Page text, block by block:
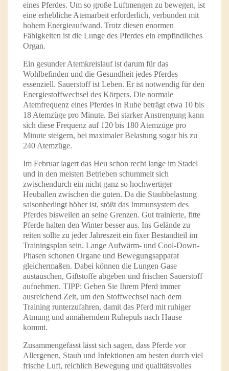
eines Pferdes. Um so große Luftmengen zu bewegen, ist
eine erhebliche Atemarbeit erforderlich, verbunden mit
hohem Energieaufwand. Trotz diesen enormen
Fähigkeiten ist die Lunge des Pferdes ein empfindliches
Organ.
Ein gesunder Atemkreislauf ist darum für das
Wohlbefinden und die Gesundheit jedes Pferdes
essenziell. Sauerstoff ist Leben. Er ist notwendig für den
Energiestoffwechsel des Körpers. Die normale
Atemfrequenz eines Pferdes in Ruhe beträgt etwa 10 bis
18 Atemzüge pro Minute. Bei starker Anstrengung kann
sich diese Frequenz auf 120 bis 180 Atemzüge pro
Minute steigern, bei maximaler Belastung sogar bis zu
240 Atemzüge.
Im Februar lagert das Heu schon recht lange im Stadel
und in den meisten Betrieben schummelt sich
zwischendurch ein nicht ganz so hochwertiger
Heuballen zwischen die guten. Da die Staubbelastung
saisonbedingt höher ist, stößt das Immunsystem des
Pferdes bisweilen an seine Grenzen. Gut trainierte, fitte
Pferde halten den Winter besser aus. Ins Gelände zu
reiten sollte zu jeder Jahreszeit ein fixer Bestandteil im
Trainingsplan sein. Lange Aufwärm- und Cool-Down-
Phasen schonen Organe und Bewegungsapparat
gleichermaßen. Dabei können die Lungen Gase
austauschen, Giftstoffe abgeben und frischen Sauerstoff
aufnehmen. TIPP: Geben Sie Ihrem Pferd immer
ausreichend Zeit, um den Stoffwechsel nach dem
Training runterzufahren, damit das Pferd mit ruhiger
Atmung und annäherndem Ruhepuls nach Hause
kommt.
Zusammengefasst lässt sich sagen, dass Pferde vor
Allergenen, Staub und Infektionen am besten durch viel
frische Luft, reichlich Bewegung und qualitätsvolles